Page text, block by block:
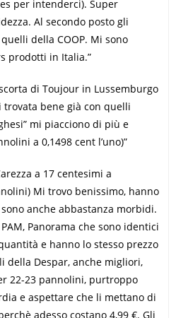
per intenderci). Super
Al secondo posto gli
della COOP. Mi sono
prodotti in Italia.”
di Toujour in Lussemburgo
bene già con quelli
mi piacciono di più e
a 0,1498 cent l’uno)”
a 17 centesimi a
Mi trovo benissimo, hanno
anche abbastanza morbidi.
Panorama che sono identici
e hanno lo stesso prezzo
della Despar, anche migliori,
22-23 pannolini, purtroppo
e aspettare che li mettano di
adesso costano 4,99 €. Gli